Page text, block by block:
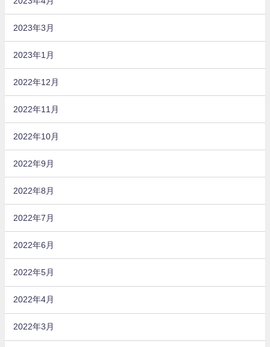
2023年3月
2023年1月
2022年12月
2022年11月
2022年10月
2022年9月
2022年8月
2022年7月
2022年6月
2022年5月
2022年4月
2022年3月